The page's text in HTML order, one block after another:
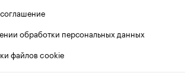
обработки персональных данных
файлов cookie